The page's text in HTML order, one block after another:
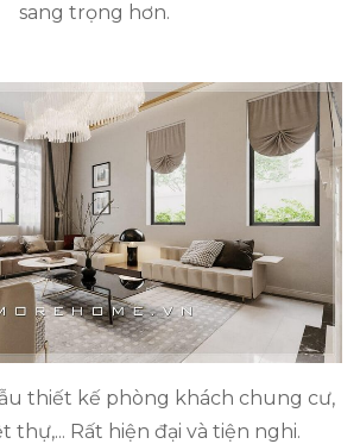
sang trọng hơn.
thiết kế phòng khách chung cư,
thự,... Rất hiện đại và tiện nghi.